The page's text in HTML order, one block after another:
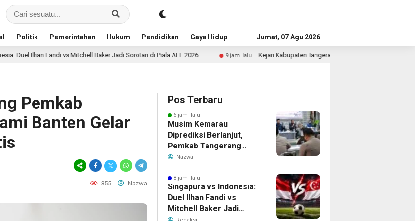
Politik Pemerintahan Hukum Pendidikan Gaya Hidup Advertorial
Jumat, 07 Agu 2026
vs Mitchell Baker Jadi Sorotan di Piala AFF 2026 9 jam lalu Kejari Kabupaten Tangerang Temukan Siswa Fiktif dalam Penyidikan Dana
Pemkab
Banten Gelar
355 Nazwa
Pos Terbaru
6 jam lalu
Musim Kemarau
Diprediksi Berlanjut,
Pemkab Tangerang
Siapkan Langkah
Bersih
Nazwa
8 jam lalu
Singapura vs Indonesia:
Duel Ilhan Fandi vs
Mitchell Baker Jadi